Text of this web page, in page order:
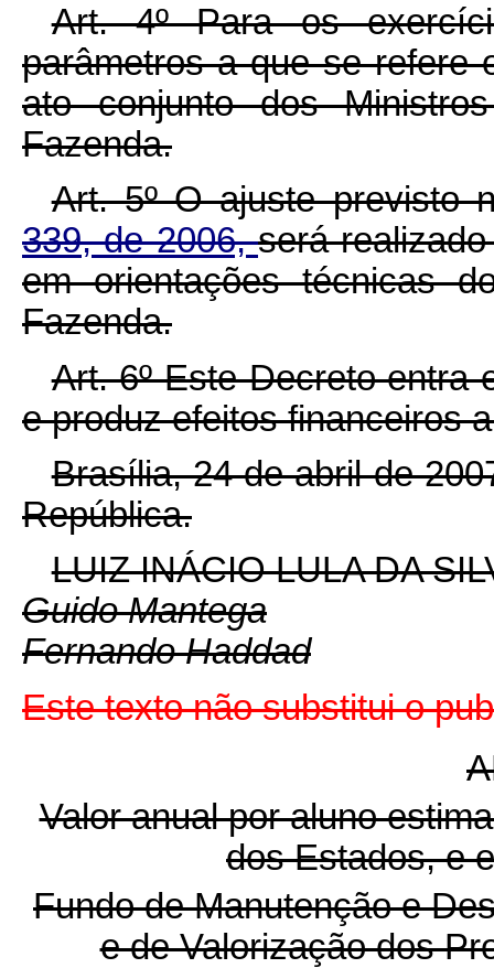
Art. 4º Para os
parâmetros a que se refere
ato conjunto dos
Fazenda.
Art. 5º O ajuste previsto
339, de 2006,será
em orientações técnicas
Fazenda.
Art. 6º Este Decreto entra
e produz efeitos financeiros
Brasília, 24 de abril de
República.
LUIZ INÁCIO LULA DA
Guido Mantega
Fernando Haddad
Este texto não substitui o
Valor anual por aluno
dos Estados, e
Fundo de Manutenção e
e de Valorização dos